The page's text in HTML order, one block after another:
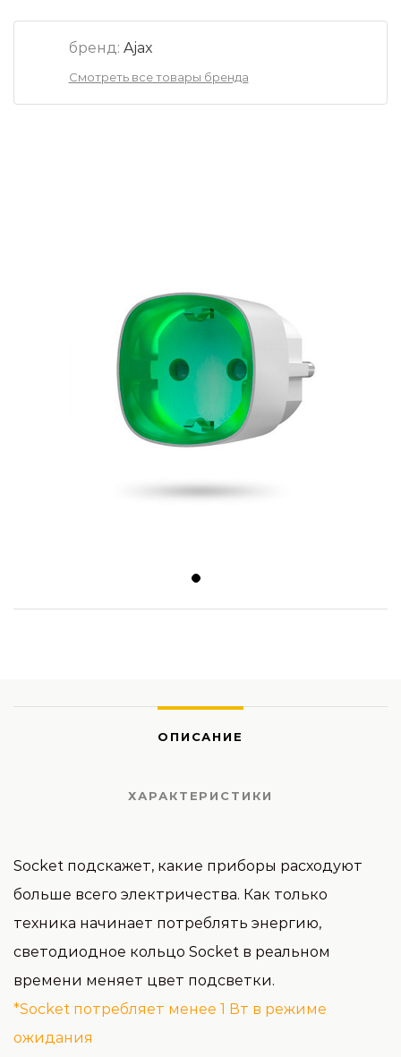
бренд: Ajax
Смотреть все товары бренда
ОПИСАНИЕ
ХАРАКТЕРИСТИКИ
Socket подскажет, какие приборы расходуют
больше всего электричества. Как только
техника начинает потреблять энергию,
светодиодное кольцо Socket в реальном
времени меняет цвет подсветки.
*Socket потребляет менее 1 Вт в режиме
ожидания